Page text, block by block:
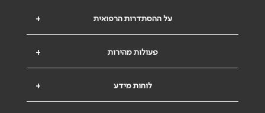
+ על ההסתדרות הרפואית
+ פעולות מהירות
+ לוחות מידע